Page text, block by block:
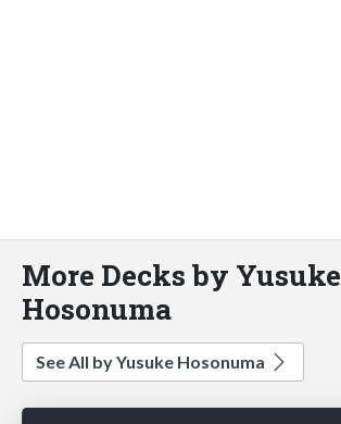
More Decks by Yusuke
Hosonuma
See All by Yusuke Hosonuma